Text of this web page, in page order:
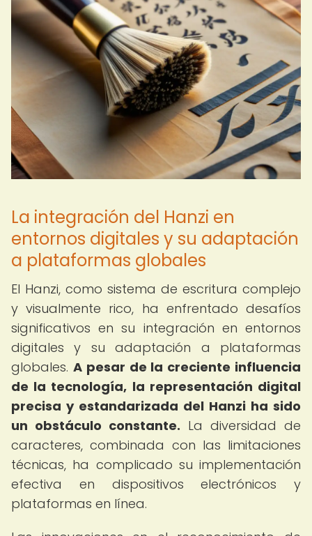
La integración del Hanzi en
entornos digitales y su adaptación
a plataformas globales
El Hanzi, como sistema de escritura complejo
y visualmente rico, ha enfrentado desafíos
significativos en su integración en entornos
digitales y su adaptación a plataformas
globales. A pesar de la creciente influencia
de la tecnología, la representación digital
precisa y estandarizada del Hanzi ha sido
un obstáculo constante. La diversidad de
caracteres, combinada con las limitaciones
técnicas, ha complicado su implementación
efectiva en dispositivos electrónicos y
plataformas en línea.